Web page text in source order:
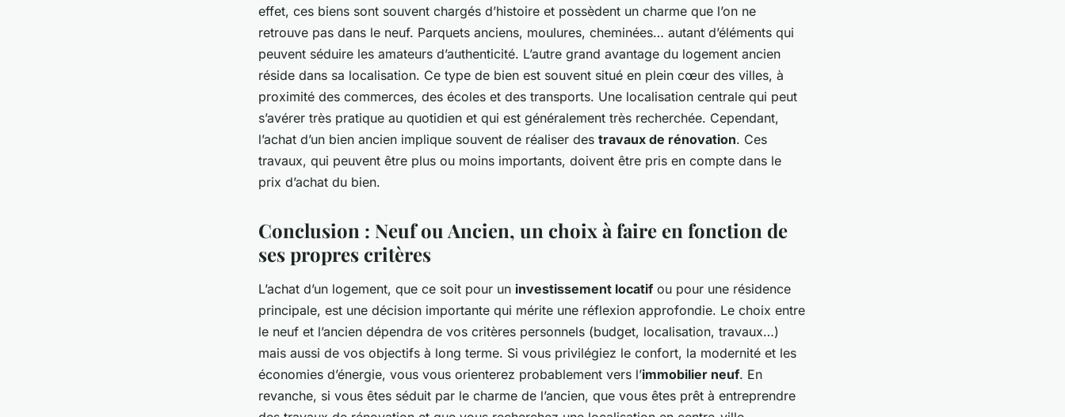
effet, ces biens sont souvent chargés d’histoire et possèdent un charme que l’on ne
retrouve pas dans le neuf. Parquets anciens, moulures, cheminées… autant d’éléments qui
peuvent séduire les amateurs d’authenticité. L’autre grand avantage du logement ancien
réside dans sa localisation. Ce type de bien est souvent situé en plein cœur des villes, à
proximité des commerces, des écoles et des transports. Une localisation centrale qui peut
s’avérer très pratique au quotidien et qui est généralement très recherchée. Cependant,
l’achat d’un bien ancien implique souvent de réaliser des travaux de rénovation. Ces
travaux, qui peuvent être plus ou moins importants, doivent être pris en compte dans le
prix d’achat du bien.
Conclusion : Neuf ou Ancien, un choix à faire en fonction de
ses propres critères
L’achat d’un logement, que ce soit pour un investissement locatif ou pour une résidence
principale, est une décision importante qui mérite une réflexion approfondie. Le choix entre
le neuf et l’ancien dépendra de vos critères personnels (budget, localisation, travaux…)
mais aussi de vos objectifs à long terme. Si vous privilégiez le confort, la modernité et les
économies d’énergie, vous vous orienterez probablement vers l’immobilier neuf. En
revanche, si vous êtes séduit par le charme de l’ancien, que vous êtes prêt à entreprendre